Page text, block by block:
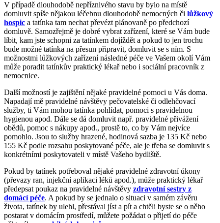
V případě dlouhodobě nepříznivého stavu by bylo na místě
domluvit spíše nějakou léčebnu dlouhodobě nemocných či lůžkový
hospic a tatínka tam nechat převézt plánovaně po předchozí
domluvě. Samozřejmě je dobré vybrat zařízení, které se Vám bude
líbit, kam jste schopni za tatínkem dojíždět a pokud to jen trochu
bude možné tatínka na přesun připravit, domluvit se s ním. S
možnostmi lůžkových zařízení následné péče ve Vašem okolí Vám
může poradit tatínkův praktický lékař nebo i sociální pracovník z
nemocnice.
Další možností je zajištění nějaké pravidelné pomoci u Vás doma.
Napadají mě pravidelné návštěvy pečovatelské či odlehčovací
služby, ti Vám mohou tatínka pohlídat, pomoci s pravidelnou
hygienou apod. Dále se dá domluvit např. pravidelné přivážení
obědů, pomoc s nákupy apod., prostě to, co by Vám nejvíce
pomohlo. Jsou to služby hrazené, hodinová sazba je 135 Kč nebo
155 Kč podle rozsahu poskytované péče, ale je třeba se domluvit s
konkrétními poskytovateli v místě Vašeho bydliště.
Pokud by tatínek potřeboval nějaké pravidelné zdravotní úkony
(převazy ran, injekční aplikaci léků apod.), může praktický lékař
předepsat poukaz na pravidelné návštěvy zdravotní sestry z
domácí péče. A pokud by se jednalo o situaci v samém závěru
života, tatínek by ulehl, přestával jíst a pít a chtěli byste se o něho
postarat v domácím prostředí, můžete požádat o přijetí do péče